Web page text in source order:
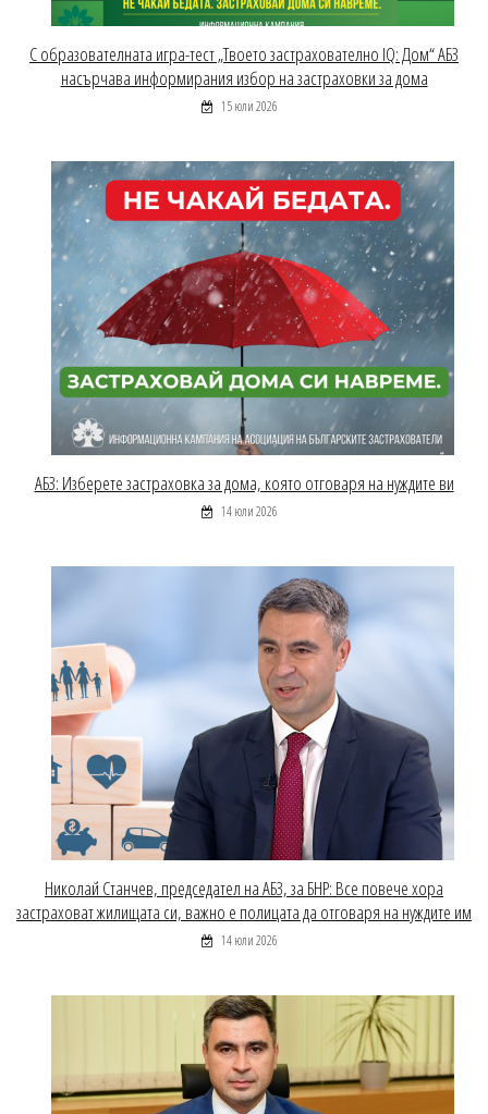
С образователната игра-тест „Твоето застрахователно IQ: Дом“ АБЗ
насърчава информирания избор на застраховки за дома
15 юли 2026
АБЗ: Изберете застраховка за дома, която отговаря на нуждите ви
14 юли 2026
Николай Станчев, председател на АБЗ, за БНР: Все повече хора
застраховат жилищата си, важно е полицата да отговаря на нуждите им
14 юли 2026